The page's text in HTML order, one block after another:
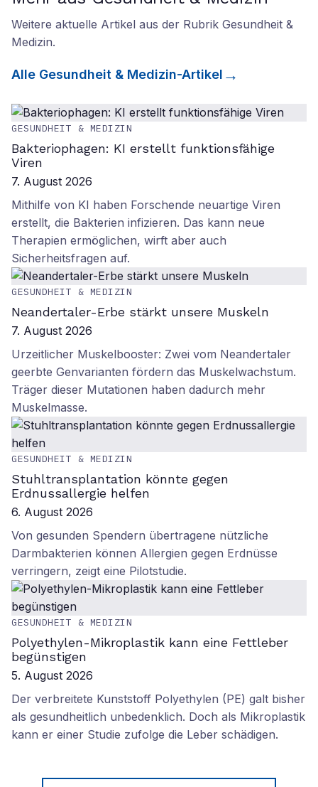
Weitere aktuelle Artikel aus der Rubrik Gesundheit &
Medizin.
Alle Gesundheit & Medizin-Artikel
GESUNDHEIT & MEDIZIN
Bakteriophagen: KI erstellt funktionsfähige
Viren
7. August 2026
Mithilfe von KI haben Forschende neuartige Viren
erstellt, die Bakterien infizieren. Das kann neue
Therapien ermöglichen, wirft aber auch
Sicherheitsfragen auf.
GESUNDHEIT & MEDIZIN
Neandertaler-Erbe stärkt unsere Muskeln
7. August 2026
Urzeitlicher Muskelbooster: Zwei vom Neandertaler
geerbte Genvarianten fördern das Muskelwachstum.
Träger dieser Mutationen haben dadurch mehr
Muskelmasse.
GESUNDHEIT & MEDIZIN
Stuhltransplantation könnte gegen
Erdnussallergie helfen
6. August 2026
Von gesunden Spendern übertragene nützliche
Darmbakterien können Allergien gegen Erdnüsse
verringern, zeigt eine Pilotstudie.
GESUNDHEIT & MEDIZIN
Polyethylen-Mikroplastik kann eine Fettleber
begünstigen
5. August 2026
Der verbreitete Kunststoff Polyethylen (PE) galt bisher
als gesundheitlich unbedenklich. Doch als Mikroplastik
kann er einer Studie zufolge die Leber schädigen.